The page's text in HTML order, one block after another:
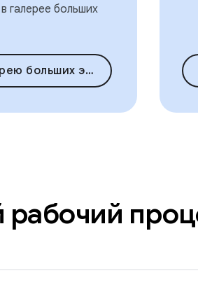
галерее больших
экранов